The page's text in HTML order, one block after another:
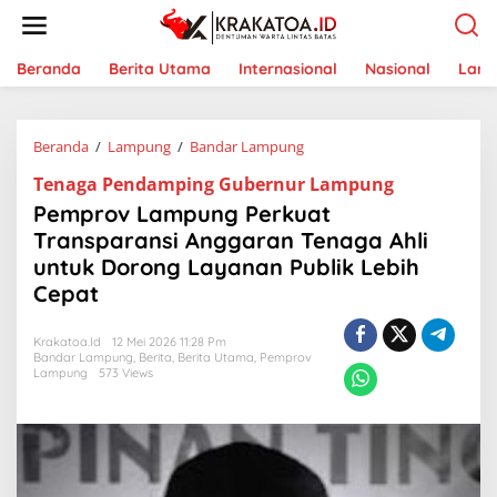
t
Beranda Berita Utama Internasional Nasional
Beranda / Lampung / Bandar Lampung
m
p
r
o
v
u
P
r
Tenaga Pendamping Gubernur Lampung
Pemprov Lampung Perkuat
Transparansi Anggaran Tenaga Ahli
untuk Dorong Layanan Publik Lebih
Cepat
Krakatoa.id
12 Mei 2026 11:28 Pm
Bandar Lampung, Berita, Berita Utama, Pemprov
Lampung
573 Views